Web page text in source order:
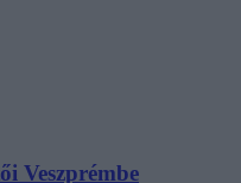
Veszprémbe